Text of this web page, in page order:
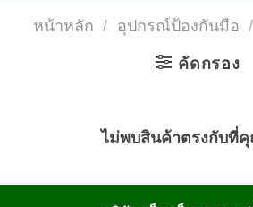
หน้าหลัก / อุปกรณ์ป้องกันมือ /
คัดกรอง
ไม่พบสินค้าตรงกับที่